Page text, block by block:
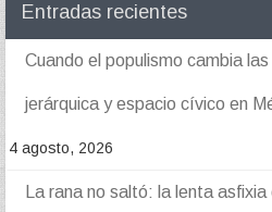
Entradas recientes
Cuando el populismo cambia
jerárquica y espacio cívico en
4 agosto, 2026
La rana no saltó: la lenta